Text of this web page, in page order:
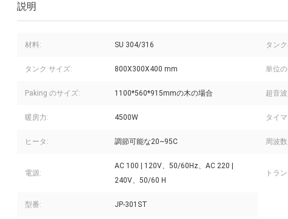
説明
材料: SU 304/316 タン
タンク サイズ: 800X300X400 mm 単位
Paking のサイズ: 1100*560*915mmの木の場合 超音
暖房力: 4500W タイ
ヒータ: 調節可能な20~95C 周波
電源:
AC 100 | 120V、50/60Hz、AC 220 |
240V、50/60 H
トラ
型番: JP-301ST